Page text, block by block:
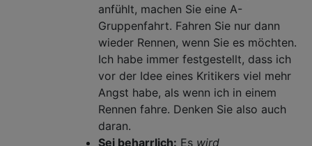
anfühlt, machen Sie eine A-
Gruppenfahrt. Fahren Sie nur dann
wieder Rennen, wenn Sie es möchten.
Ich habe immer festgestellt, dass ich
vor der Idee eines Kritikers viel mehr
Angst habe, als wenn ich in einem
Rennen fahre. Denken Sie also auch
daran.
Sei beharrlich: Es wird